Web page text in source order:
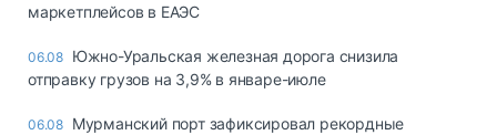
маркетплейсов в ЕАЭС
06.08 Южно-Уральская железная дорога снизила
отправку грузов на 3,9% в январе-июле
06.08 Мурманский порт зафиксировал рекордные